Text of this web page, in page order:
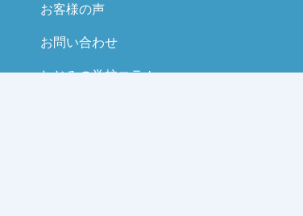
お客様の声
お問い合わせ
しじみの学校コラム